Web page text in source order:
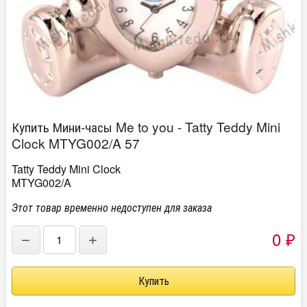
Купить Мини-часы Me to you - Tatty Teddy Mini
Clock MTYG002/A 57
Tatty Teddy Mini Clock
MTYG002/A
Этот товар временно недоступен для заказа
− + 0 ₽